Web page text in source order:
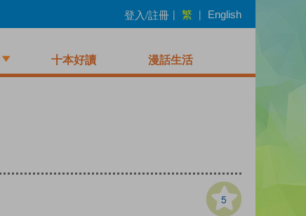
登入/註冊 | 繁 | English
十本好讀 漫話生活
5